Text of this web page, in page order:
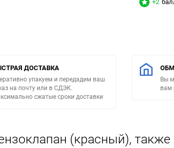
ДОСТАВКА
упакуем и передадим ваш
на почту или в СДЭК.
сжатые сроки доставки
Вы
вам
(красный), также